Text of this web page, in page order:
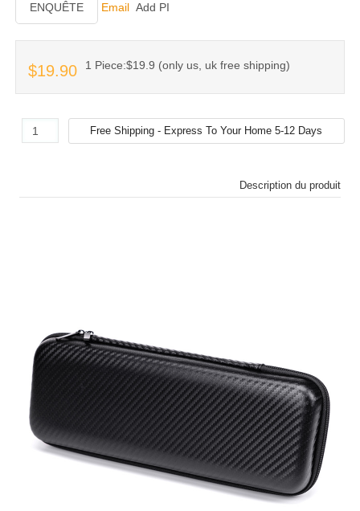
ENQUÊTE Email Add PI
$19.90 1 Piece:$19.9 (only us, uk free shipping)
Description du produit